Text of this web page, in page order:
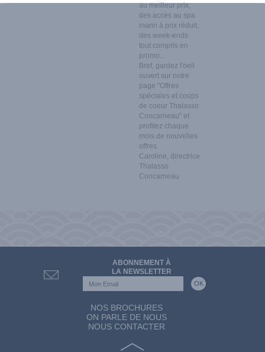
au meilleur prix,
des accès au spa
marin à prix réduit,
des week-ends
tout compris en
promo...
Bref, gardez l'oeil
ouvert sur notre
page "Offres
spéciales et coups
de coeur Thalasso
Concarneau" et
profitez chaque
mois de nouvelles
offres.
Caroline, directrice
Thalasso
Concarneau
ABONNEMENT À
LA NEWSLETTER
NOS BROCHURES
ON PARLE DE NOUS
NOUS CONTACTER